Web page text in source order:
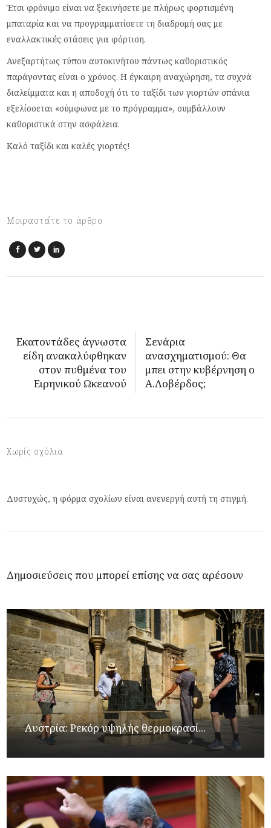
Έτσι φρόνιμο είναι να ξεκινήσετε με πλήρως φορτισμένη
μπαταρία και να προγραμματίσετε τη διαδρομή σας με
εναλλακτικές στάσεις για φόρτιση.
Ανεξαρτήτως τύπου αυτοκινήτου πάντως καθοριστικός
παράγοντας είναι ο χρόνος. Η έγκαιρη αναχώρηση, τα συχνά
διαλείμματα και η αποδοχή ότι το ταξίδι των γιορτών σπάνια
εξελίσσεται «σύμφωνα με το πρόγραμμα», συμβάλλουν
καθοριστικά στην ασφάλεια.
Καλό ταξίδι και καλές γιορτές!
Μοιραστείτε το άρθρο
Εκατοντάδες άγνωστα
είδη ανακαλύφθηκαν
στον πυθμένα του
Ειρηνικού Ωκεανού
Σενάρια
ανασχηματισμού: Θα
μπει στην κυβέρνηση ο
Α.Λοβέρδος;
Χωρίς σχόλια
Δυστυχώς, η φόρμα σχολίων είναι ανενεργή αυτή τη στιγμή.
Δημοσιεύσεις που μπορεί επίσης να σας αρέσουν
Αυστρία: Ρεκόρ υψηλής θερμοκρασί...